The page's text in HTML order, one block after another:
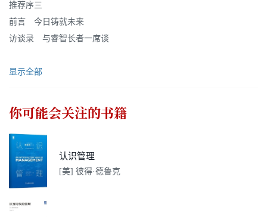
推荐序三
前言 今日铸就未来
访谈录 与睿智长者一席谈
显示全部
你可能会关注的书籍
认识管理
[美] 彼得·德鲁克